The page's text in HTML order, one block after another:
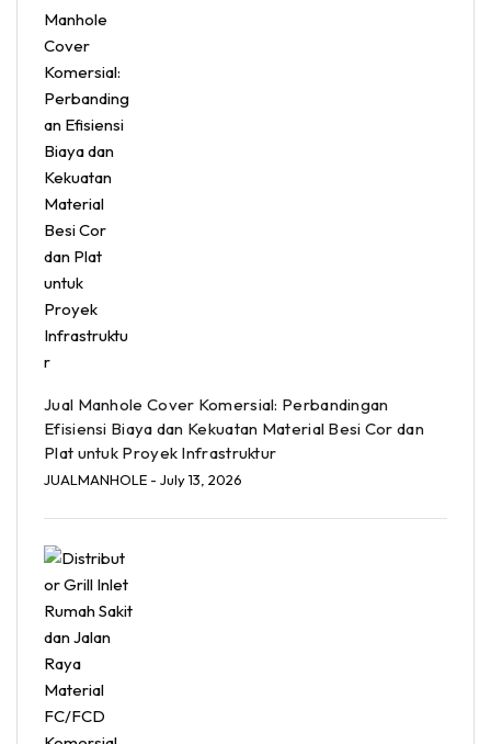
Jual Manhole Cover Komersial: Perbandingan
Efisiensi Biaya dan Kekuatan Material Besi Cor dan
Plat untuk Proyek Infrastruktur
JUALMANHOLE - July 13, 2026